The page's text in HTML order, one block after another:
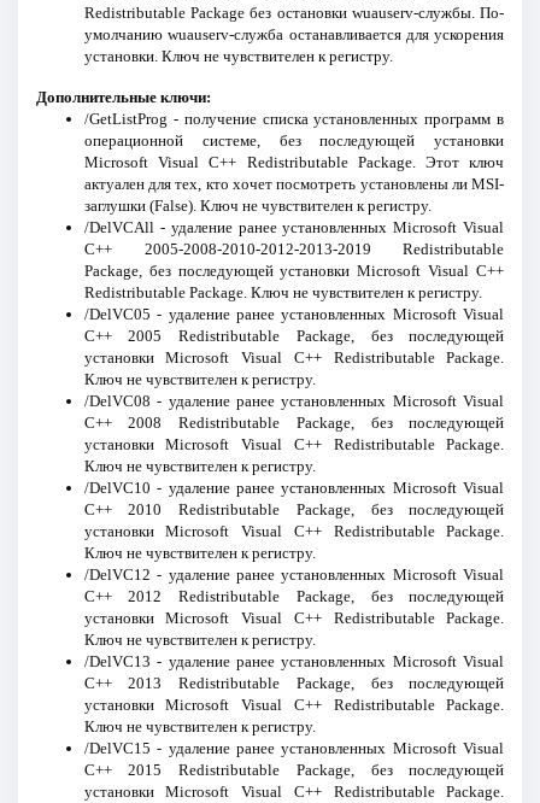
Redistributable Package без остановки wuauserv-службы. По-
умолчанию wuauserv-служба останавливается для ускорения
установки. Ключ не чувствителен к регистру.
Дополнительные ключи:
/GetListProg - получение списка установленных программ в
операционной системе, без последующей установки
Microsoft Visual C++ Redistributable Package. Этот ключ
актуален для тех, кто хочет посмотреть установлены ли MSI-
заглушки (False). Ключ не чувствителен к регистру.
/DelVCAll - удаление ранее установленных Microsoft Visual
C++ 2005-2008-2010-2012-2013-2019 Redistributable
Package, без последующей установки Microsoft Visual C++
Redistributable Package. Ключ не чувствителен к регистру.
/DelVC05 - удаление ранее установленных Microsoft Visual
C++ 2005 Redistributable Package, без последующей
установки Microsoft Visual C++ Redistributable Package.
Ключ не чувствителен к регистру.
/DelVC08 - удаление ранее установленных Microsoft Visual
C++ 2008 Redistributable Package, без последующей
установки Microsoft Visual C++ Redistributable Package.
Ключ не чувствителен к регистру.
/DelVC10 - удаление ранее установленных Microsoft Visual
C++ 2010 Redistributable Package, без последующей
установки Microsoft Visual C++ Redistributable Package.
Ключ не чувствителен к регистру.
/DelVC12 - удаление ранее установленных Microsoft Visual
C++ 2012 Redistributable Package, без последующей
установки Microsoft Visual C++ Redistributable Package.
Ключ не чувствителен к регистру.
/DelVC13 - удаление ранее установленных Microsoft Visual
C++ 2013 Redistributable Package, без последующей
установки Microsoft Visual C++ Redistributable Package.
Ключ не чувствителен к регистру.
/DelVC15 - удаление ранее установленных Microsoft Visual
C++ 2015 Redistributable Package, без последующей
установки Microsoft Visual C++ Redistributable Package.